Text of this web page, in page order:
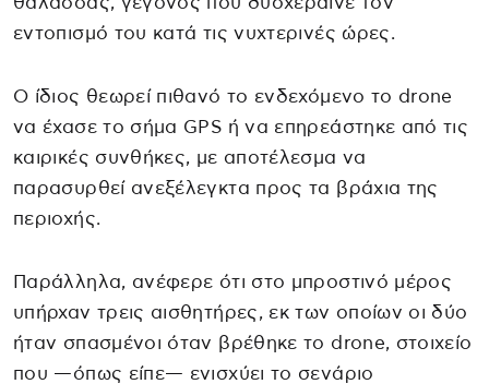
εντοπισμό του κατά τις νυχτερινές ώρες.
Ο ίδιος θεωρεί πιθανό το ενδεχόμενο το drone
να έχασε το σήμα GPS ή να επηρεάστηκε από τις
καιρικές συνθήκες, με αποτέλεσμα να
παρασυρθεί ανεξέλεγκτα προς τα βράχια της
περιοχής.
Παράλληλα, ανέφερε ότι στο μπροστινό μέρος
υπήρχαν τρεις αισθητήρες, εκ των οποίων οι δύο
ήταν σπασμένοι όταν βρέθηκε το drone, στοιχείο
που —όπως είπε— ενισχύει το σενάριο